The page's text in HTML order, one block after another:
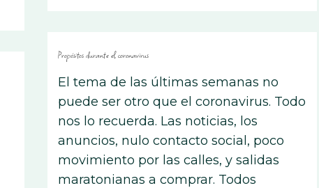
Propósitos durante el coronavirus
El tema de las últimas semanas no
puede ser otro que el coronavirus. Todo
nos lo recuerda. Las noticias, los
anuncios, nulo contacto social, poco
movimiento por las calles, y salidas
maratonianas a comprar. Todos